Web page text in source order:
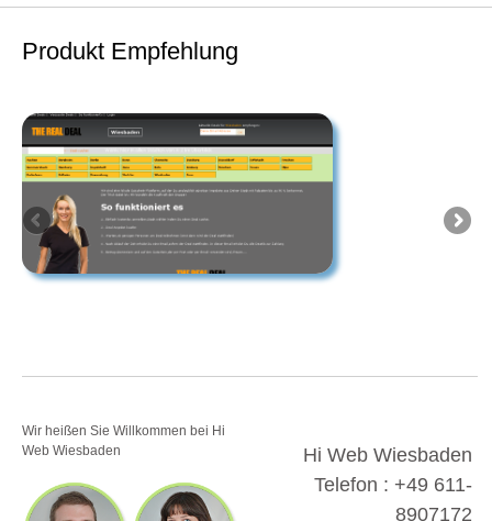
Produkt Empfehlung
Wir heißen Sie Willkommen bei Hi
Web Wiesbaden
Hi Web Wiesbaden
Telefon : +49 611-
8907172